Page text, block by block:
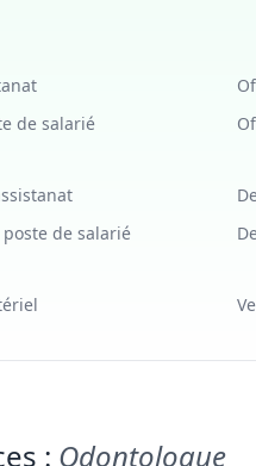
de salarié
de salarié
: Odontologue